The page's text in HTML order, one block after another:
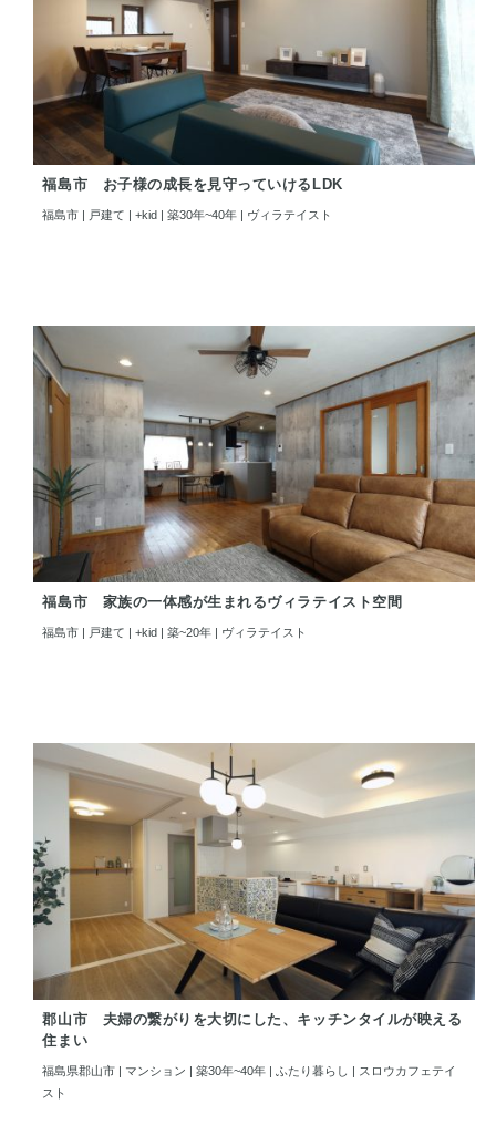
福島市 お子様の成長を見守っていけるLDK
福島市 | 戸建て | +kid | 築30年~40年 | ヴィラテイスト
福島市 家族の一体感が生まれるヴィラテイスト空間
福島市 | 戸建て | +kid | 築~20年 | ヴィラテイスト
郡山市 夫婦の繋がりを大切にした、キッチンタイルが映える
住まい
福島県郡山市 | マンション | 築30年~40年 | ふたり暮らし | スロウカフェテイ
スト